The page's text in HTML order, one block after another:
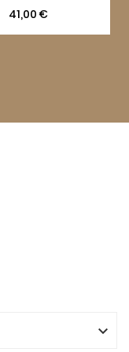
41,00 €
